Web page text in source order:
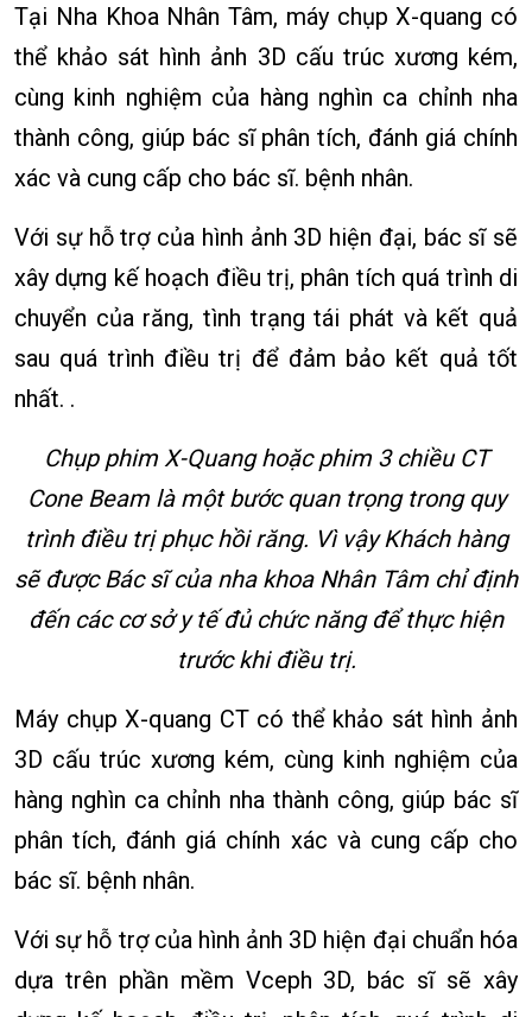
Tại Nha Khoa Nhân Tâm, máy chụp X-quang có
thể khảo sát hình ảnh 3D cấu trúc xương kém,
cùng kinh nghiệm của hàng nghìn ca chỉnh nha
thành công, giúp bác sĩ phân tích, đánh giá chính
xác và cung cấp cho bác sĩ. bệnh nhân.
Với sự hỗ trợ của hình ảnh 3D hiện đại, bác sĩ sẽ
xây dựng kế hoạch điều trị, phân tích quá trình di
chuyển của răng, tình trạng tái phát và kết quả
sau quá trình điều trị để đảm bảo kết quả tốt
nhất. .
Chụp phim X-Quang hoặc phim 3 chiều CT
Cone Beam là một bước quan trọng trong quy
trình điều trị phục hồi răng. Vì vậy Khách hàng
sẽ được Bác sĩ của nha khoa Nhân Tâm chỉ định
đến các cơ sở y tế đủ chức năng để thực hiện
trước khi điều trị.
Máy chụp X-quang CT có thể khảo sát hình ảnh
3D cấu trúc xương kém, cùng kinh nghiệm của
hàng nghìn ca chỉnh nha thành công, giúp bác sĩ
phân tích, đánh giá chính xác và cung cấp cho
bác sĩ. bệnh nhân.
Với sự hỗ trợ của hình ảnh 3D hiện đại chuẩn hóa
dựa trên phần mềm Vceph 3D, bác sĩ sẽ xây